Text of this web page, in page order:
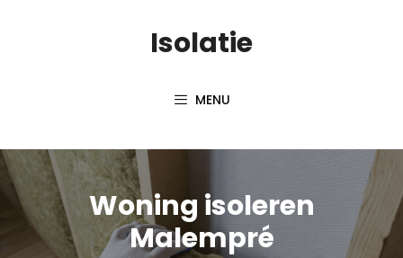
Isolatie
MENU
Woning isoleren
Malempré